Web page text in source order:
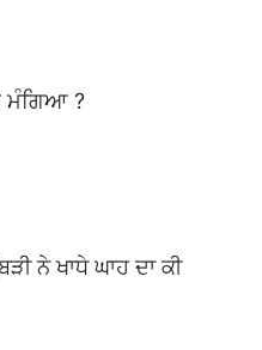
ਮੰਗਿਆ ?
ਨੇ ਖਾਧੇ ਘਾਹ ਦਾ ਕੀ